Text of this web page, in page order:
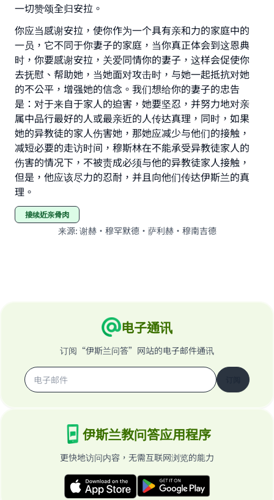
一切赞颂全归安拉。
你应当感谢安拉，使你作为一个具有亲和力的家庭中的
一员，它不同于你妻子的家庭，当你真正体会到这恩典
时，你要感谢安拉，关爱同情你的妻子，这样会促使你
去抚慰、帮助她，当她面对攻击时，与她一起抵抗对她
的不公平，增强她的信念。我们想给你的妻子的忠告
是：对于来自于家人的迫害，她要坚忍，并努力地对亲
属中品行最好的人或最亲近的人传达真理，同时，如果
她的异教徒的家人伤害她，那她应减少与他们的接触，
减短必要的走访时间，穆斯林在不能承受异教徒家人的
伤害的情况下，不被责成必须与他的异教徒家人接触，
但是，他应该尽力的忍耐，并且向他们传达伊斯兰的真
理。
接续近亲骨肉
来源: 谢赫·穆罕默德·萨利赫·穆南吉德
电子通讯
订阅“伊斯兰问答”网站的电子邮件通讯
伊斯兰教问答应用程序
更快地访问内容，无需互联网浏览的能力
"A person who leads others to doing what is
good will earn the same reward as those who
do it."
(MUSLIM, 1893)
Support IslamQA